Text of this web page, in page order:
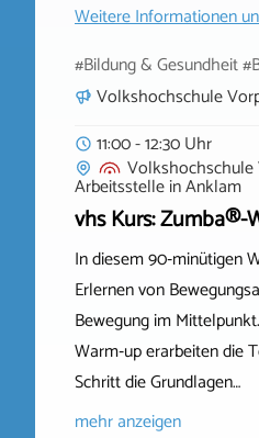
Weitere Informationen
#Bildung & Gesundheit
Volkshochschule
11:00 - 12:30 Uhr
Volkshochschule
ArbeitsstelleinAnklam
vhs Kurs: Zumba®-
In diesem 90‑minütigen
Erlernen von
Bewegung im
Warm‑up erarbeiten die
Schritt die Grundlagen…
mehr anzeigen